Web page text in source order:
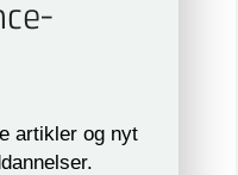
artikler og nyt